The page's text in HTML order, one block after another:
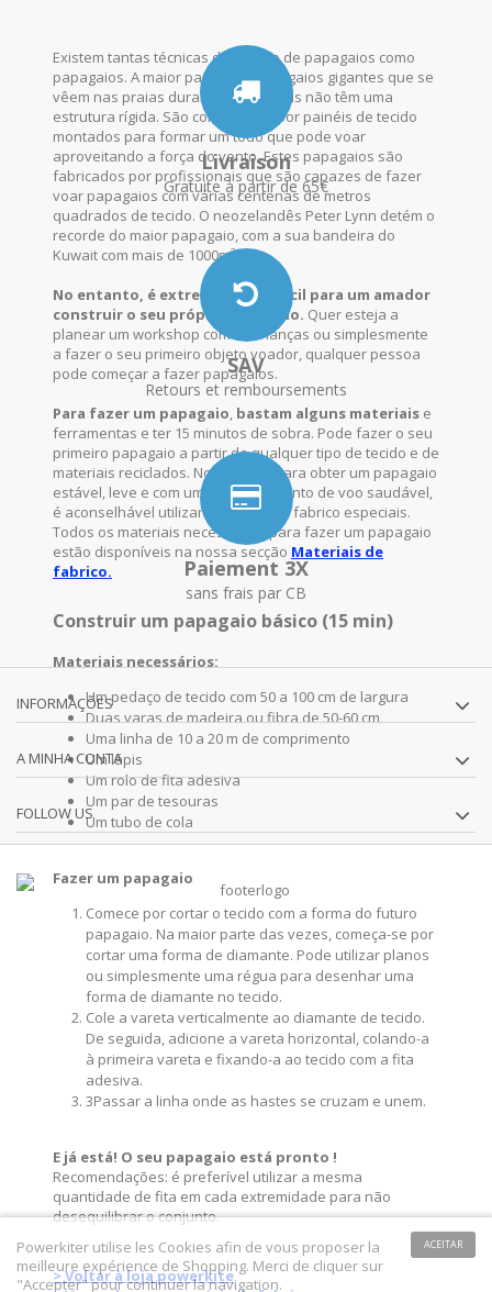
Existem tantas técnicas de fabrico de papagaios como
papagaios. A maior parte dos papagaios gigantes que se
vêem nas praias durante os festivais não têm uma
estrutura rígida. São constituídos por painéis de tecido
montados para formar um todo que pode voar
aproveitando a força do vento. Estes papagaios são
fabricados por profissionais que são capazes de fazer
voar papagaios com várias centenas de metros
quadrados de tecido. O neozelandês Peter Lynn detém o
recorde do maior papagaio, com a sua bandeira do
Kuwait com mais de 1000m² !
No entanto, é extremamente fácil para um amador
construir o seu próprio papagaio. Quer esteja a
planear um workshop com as crianças ou simplesmente
a fazer o seu primeiro objeto voador, qualquer pessoa
pode começar a fazer papagaios.
Para fazer um papagaio, bastam alguns materiais e
ferramentas e ter 15 minutos de sobra. Pode fazer o seu
primeiro papagaio a partir de qualquer tipo de tecido e de
materiais reciclados. No entanto, para obter um papagaio
estável, leve e com um comportamento de voo saudável,
é aconselhável utilizar materiais de fabrico especiais.
Todos os materiais necessários para fazer um papagaio
estão disponíveis na nossa secção Materiais de
fabrico.
Construir um papagaio básico (15 min)
Materiais necessários:
Um pedaço de tecido com 50 a 100 cm de largura
Duas varas de madeira ou fibra de 50-60 cm
Uma linha de 10 a 20 m de comprimento
Um lápis
Um rolo de fita adesiva
Um par de tesouras
Um tubo de cola
Fazer um papagaio
Comece por cortar o tecido com a forma do futuro
papagaio. Na maior parte das vezes, começa-se por
cortar uma forma de diamante. Pode utilizar planos
ou simplesmente uma régua para desenhar uma
forma de diamante no tecido.
Cole a vareta verticalmente ao diamante de tecido.
De seguida, adicione a vareta horizontal, colando-a
à primeira vareta e fixando-a ao tecido com a fita
adesiva.
3Passar a linha onde as hastes se cruzam e unem.
E já está! O seu papagaio está pronto !
Recomendações: é preferível utilizar a mesma
quantidade de fita em cada extremidade para não
desequilibrar o conjunto.
> Voltar à loja powerkite
Livraison
Gratuite à partir de 65€
SAV
Retours et remboursements
Paiement 3X
sans frais par CB
INFORMAÇÕES
A MINHA CONTA
FOLLOW US
ACEITAR
Powerkiter utilise les Cookies afin de vous proposer la
meilleure expérience de Shopping. Merci de cliquer sur
"Accepter" pour continuer la navigation.